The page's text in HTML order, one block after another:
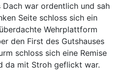
war ordentlich und sah
Seite schloss sich ein
Wehrplattform
den First des Gutshauses
schloss sich eine Remise
da mit Stroh geflickt war.